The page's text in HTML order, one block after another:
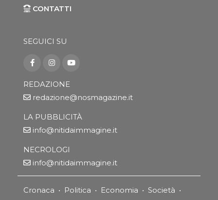
CONTATTI
SEGUICI SU
REDAZIONE
redazione@nosmagazine.it
LA PUBBLICITÀ
info@nitidaimmagine.it
NECROLOGI
info@nitidaimmagine.it
Cronaca • Politica • Economia • Società •